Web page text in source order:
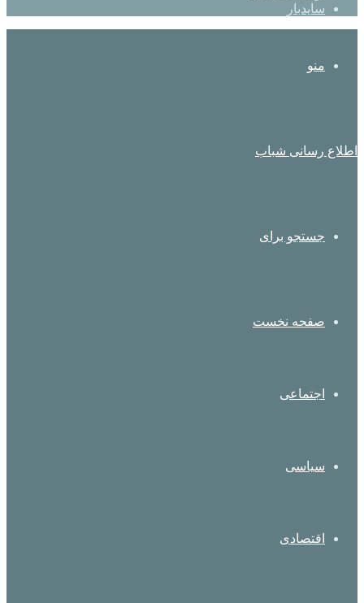
سایدبار
منو
اطلاع رسانی شباب
جستجو برای
صفحه نخست
اجتماعی
سیاسی
اقتصادی